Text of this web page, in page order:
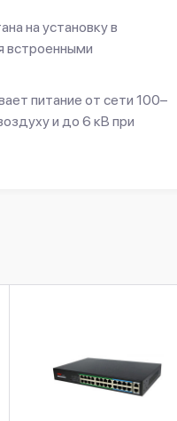
на установку в
встроенными
питание от сети 100–
и до 6 кВ при